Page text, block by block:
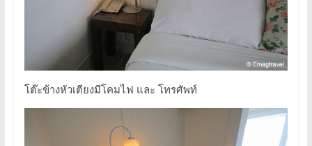
โต๊ะข้างหัวเตียงมีโคมไฟ และ โทรศัพท์